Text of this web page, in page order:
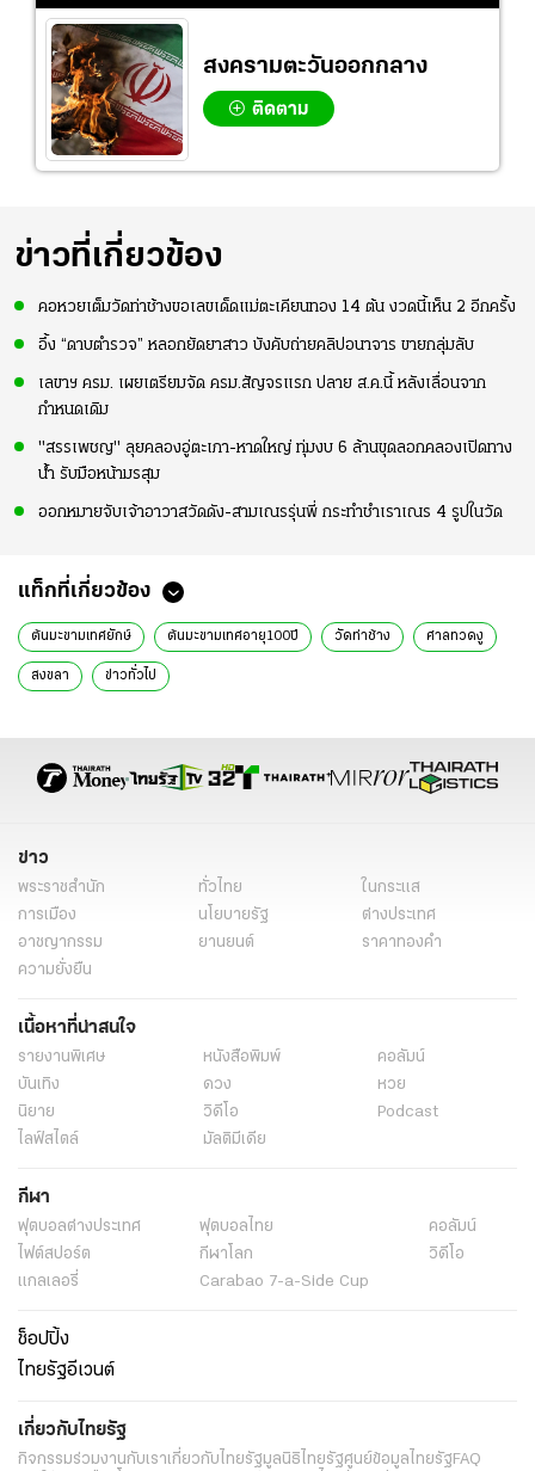
สงครามตะวันออกกลาง
ติดตาม
ข่าวที่เกี่ยวข้อง
คอหวยเต็มวัดท่าช้างขอเลขเด็ดแม่ตะเคียนทอง 14 ต้น งวดนี้เห็น 2 อีกครั้ง
อึ้ง “ดาบตำรวจ” หลอกยัดยาสาว บังคับถ่ายคลิปอนาจาร ขายกลุ่มลับ
เลขาฯ ครม. เผยเตรียมจัด ครม.สัญจรแรก ปลาย ส.ค.นี้ หลังเลื่อนจาก
กำหนดเดิม
"สรรเพชญ" ลุยคลองอู่ตะเภา-หาดใหญ่ ทุ่มงบ 6 ล้านขุดลอกคลองเปิดทาง
น้ำ รับมือหน้ามรสุม
ออกหมายจับเจ้าอาวาสวัดดัง-สามเณรรุ่นพี่ กระทำชำเราเณร 4 รูปในวัด
แท็กที่เกี่ยวข้อง
ต้นมะขามเทศยักษ์ ต้นมะขามเทศอายุ100ปี วัดท่าช้าง ศาลทวดงู
สงขลา ข่าวทั่วไป
ข่าว
พระราชสำนัก ทั่วไทย
ในกระแส
การเมือง
นโยบายรัฐ
ต่างประเทศ
อาชญากรรม
ยานยนต์
ราคาทองคำ
ความยั่งยืน
เนื้อหาที่น่าสนใจ
รายงานพิเศษ หนังสือพิมพ์
คอลัมน์
บันเทิง
ดวง
หวย
นิยาย
วิดีโอ
Podcast
ไลฟ์สไตล์
มัลติมีเดีย
กีฬา
ฟุตบอลต่่างประเทศ ฟุตบอลไทย
คอลัมน์
ไฟต์สปอร์ต
กีฬาโลก
วิดีโอ
แกลเลอรี่
Carabao 7-a-Side Cup
ช็อปปิ้ง
ไทยรัฐอีเวนต์
เกี่ยวกับไทยรัฐ
กิจกรรมร่วมงานกับเราเกี่ยวกับไทยรัฐมูลนิธิไทยรัฐศูนย์ข้อมูลไทยรัฐFAQ